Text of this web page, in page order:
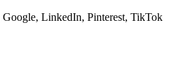
LinkedIn, Pinterest, TikTok